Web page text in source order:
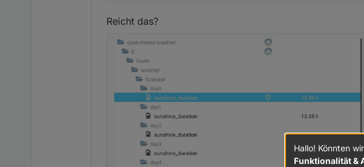
Reicht das?
Hallo! Könnten
Funktionalität &